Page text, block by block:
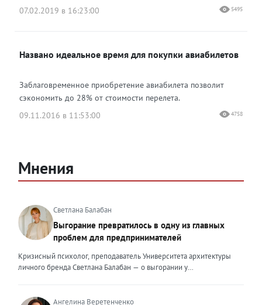
07.02.2019 в 16:23:00
5495
Названо идеальное время для покупки авиабилетов
Заблаговременное приобретение авиабилета позволит
сэкономить до 28% от стоимости перелета.
09.11.2016 в 11:53:00
4758
Мнения
Светлана Балабан
Выгорание превратилось в одну из главных
проблем для предпринимателей
Кризисный психолог, преподаватель Университета архитектуры
личного бренда Светлана Балабан — о выгорании у
проблемой, однако выгорание у предпринимателей заметно
Ангелина Веретенченко